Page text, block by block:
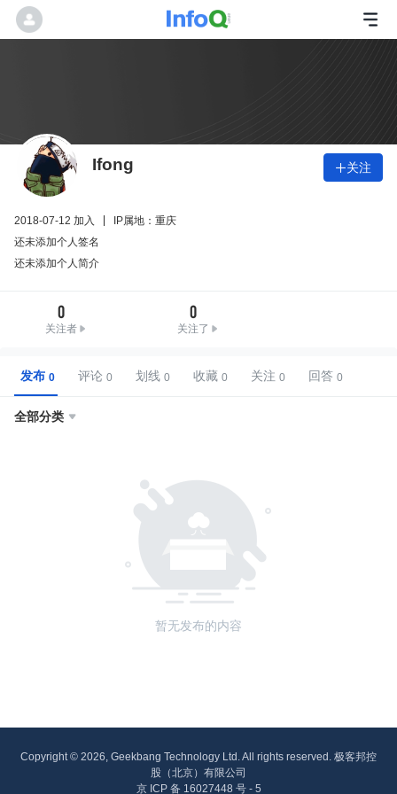
Ifong 关注
2018-07-12 加入
IP属地：重庆
还未添加个人签名
还未添加个人简介
0
关注者
0
关注了
发布 评论 划线 收藏 关注 回答
全部分类 
暂无发布的内容
Copyright © 2026, Geekbang Technology Ltd. All rights reserved. 极客邦控
股（北京）有限公司
京 ICP 备 16027448 号 - 5